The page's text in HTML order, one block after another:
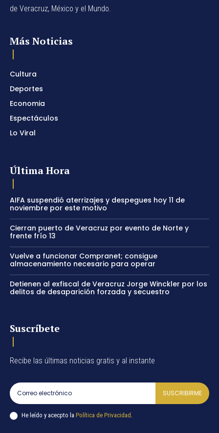
de Veracruz, México y el Mundo.
Más Noticias
Cultura
Deportes
Economia
Espectáculos
Lo Viral
Última Hora
AIFA suspendió aterrizajes y despegues hoy 11 de
noviembre por este motivo
Cierran puerto de Veracruz por evento de Norte y
frente frío 13
Vuelve a funcionar Compranet; consigue
almacenamiento necesario para operar
Detienen al exfiscal de Veracruz Jorge Winckler por los
delitos de desaparición forzada y secuestro
Suscríbete
Recibe las últimas noticias gratis y al instante
SUSCRIBIRME
He leído y acecpto la Política de Privacidad .